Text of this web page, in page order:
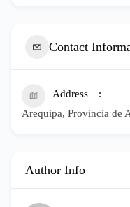
Contact
Address
Arequipa, Provincia de
Author Info